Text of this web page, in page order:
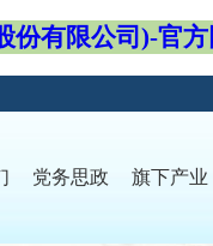
份有限公司)-官
党务思政 旗下产业